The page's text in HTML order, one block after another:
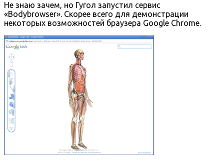
Не знаю зачем, но Гугол запустил сервис
«Bodybrowser». Скорее всего для демонстрации
некоторых возможностей браузера Google Chrome.